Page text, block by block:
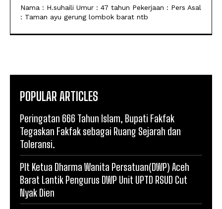
Nama : H.suhaili Umur : 47 tahun Pekerjaan : Pers Asal
: Taman ayu gerung lombok barat ntb
POPULAR ARTICLES
Peringatan 666 Tahun Islam, Bupati Fakfak
Tegaskan Fakfak sebagai Ruang Sejarah dan
Toleransi.
Plt Ketua Dharma Wanita Persatuan(DWP) Aceh
Barat Lantik Pengurus DWP Unit UPTD RSUD Cut
Nyak Dien